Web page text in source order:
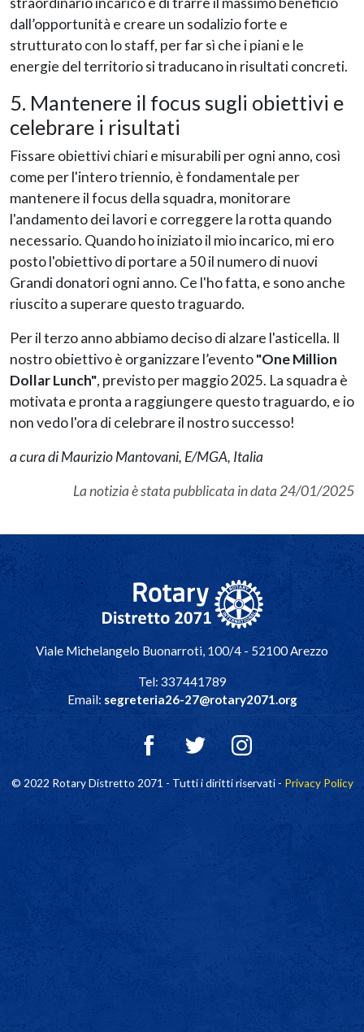
dall’opportunità e creare un sodalizio forte e
strutturato con lo staff, per far sì che i piani e le
energie del territorio si traducano in risultati concreti.
5. Mantenere il focus sugli obiettivi e
celebrare i risultati
Fissare obiettivi chiari e misurabili per ogni anno, così
come per l'intero triennio, è fondamentale per
mantenere il focus della squadra, monitorare
l'andamento dei lavori e correggere la rotta quando
necessario. Quando ho iniziato il mio incarico, mi ero
posto l'obiettivo di portare a 50 il numero di nuovi
Grandi donatori ogni anno. Ce l'ho fatta, e sono anche
riuscito a superare questo traguardo.
Per il terzo anno abbiamo deciso di alzare l'asticella. Il
nostro obiettivo è organizzare l’evento"One Million
Dollar Lunch", previsto per maggio 2025. La squadra è
motivata e pronta a raggiungere questo traguardo, e io
non vedo l'ora di celebrare il nostro successo!
a cura di Maurizio Mantovani, E/MGA, Italia
La notizia è stata pubblicata in data 24/01/2025
Navigazione principale
Viale Michelangelo Buonarroti, 100/4 - 52100 Arezzo
Tel: 337441789
Email:segreteria26-27@rotary2071.org
© 2022 Rotary Distretto 2071 - Tutti i diritti riservati - Privacy Policy